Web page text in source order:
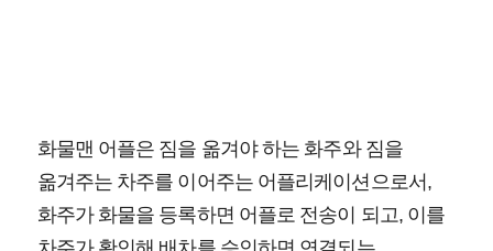
화물맨 어플은 짐을 옮겨야 하는 화주와 짐을
옮겨주는 차주를 이어주는 어플리케이션으로서,
화주가 화물을 등록하면 어플로 전송이 되고, 이를